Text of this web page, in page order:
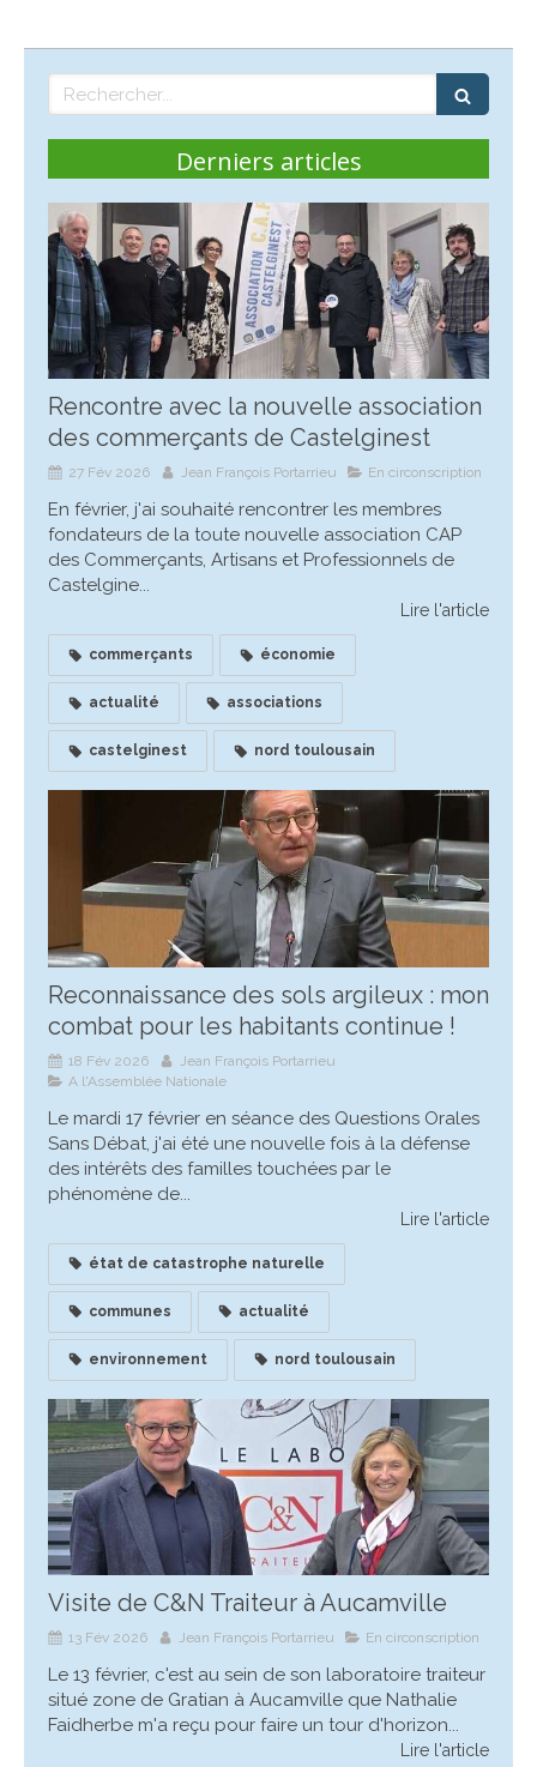
Rechercher
Derniers articles
Rencontre avec la nouvelle association
des commerçants de Castelginest
27 Fév 2026 Jean François Portarrieu En circonscription
En février, j'ai souhaité rencontrer les membres
fondateurs de la toute nouvelle association CAP
des Commerçants, Artisans et Professionnels de
Castelgine...
Lire l'article
commerçants économie
actualité associations
castelginest nord toulousain
Reconnaissance des sols argileux : mon
combat pour les habitants continue !
18 Fév 2026
Jean François Portarrieu
A l'Assemblée Nationale
Le mardi 17 février en séance des Questions Orales
Sans Débat, j'ai été une nouvelle fois à la défense
des intérêts des familles touchées par le
phénomène de...
Lire l'article
état de catastrophe naturelle
communes actualité
environnement nord toulousain
Visite de C&N Traiteur à Aucamville
13 Fév 2026 Jean François Portarrieu En circonscription
Le 13 février, c'est au sein de son laboratoire traiteur
situé zone de Gratian à Aucamville que Nathalie
Faidherbe m'a reçu pour faire un tour d'horizon...
Lire l'article